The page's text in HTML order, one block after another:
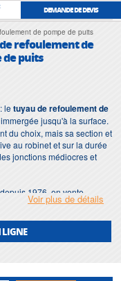
DEMANDE DE DEVIS
de pompe de puits
refoulement de
de puits
letuyau de refoulement de
jusqu'à la surface.
du choix, mais sa section et
au robinet et sur la durée
jonctions médiocres et
1976, en vente
pour les pros. En Île-de-
Voir plus de détails
LIGNE